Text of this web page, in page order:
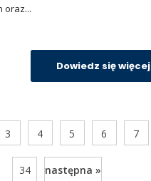
oraz...
Dowiedz się więcej
3 4 5 6 7
34 następna »